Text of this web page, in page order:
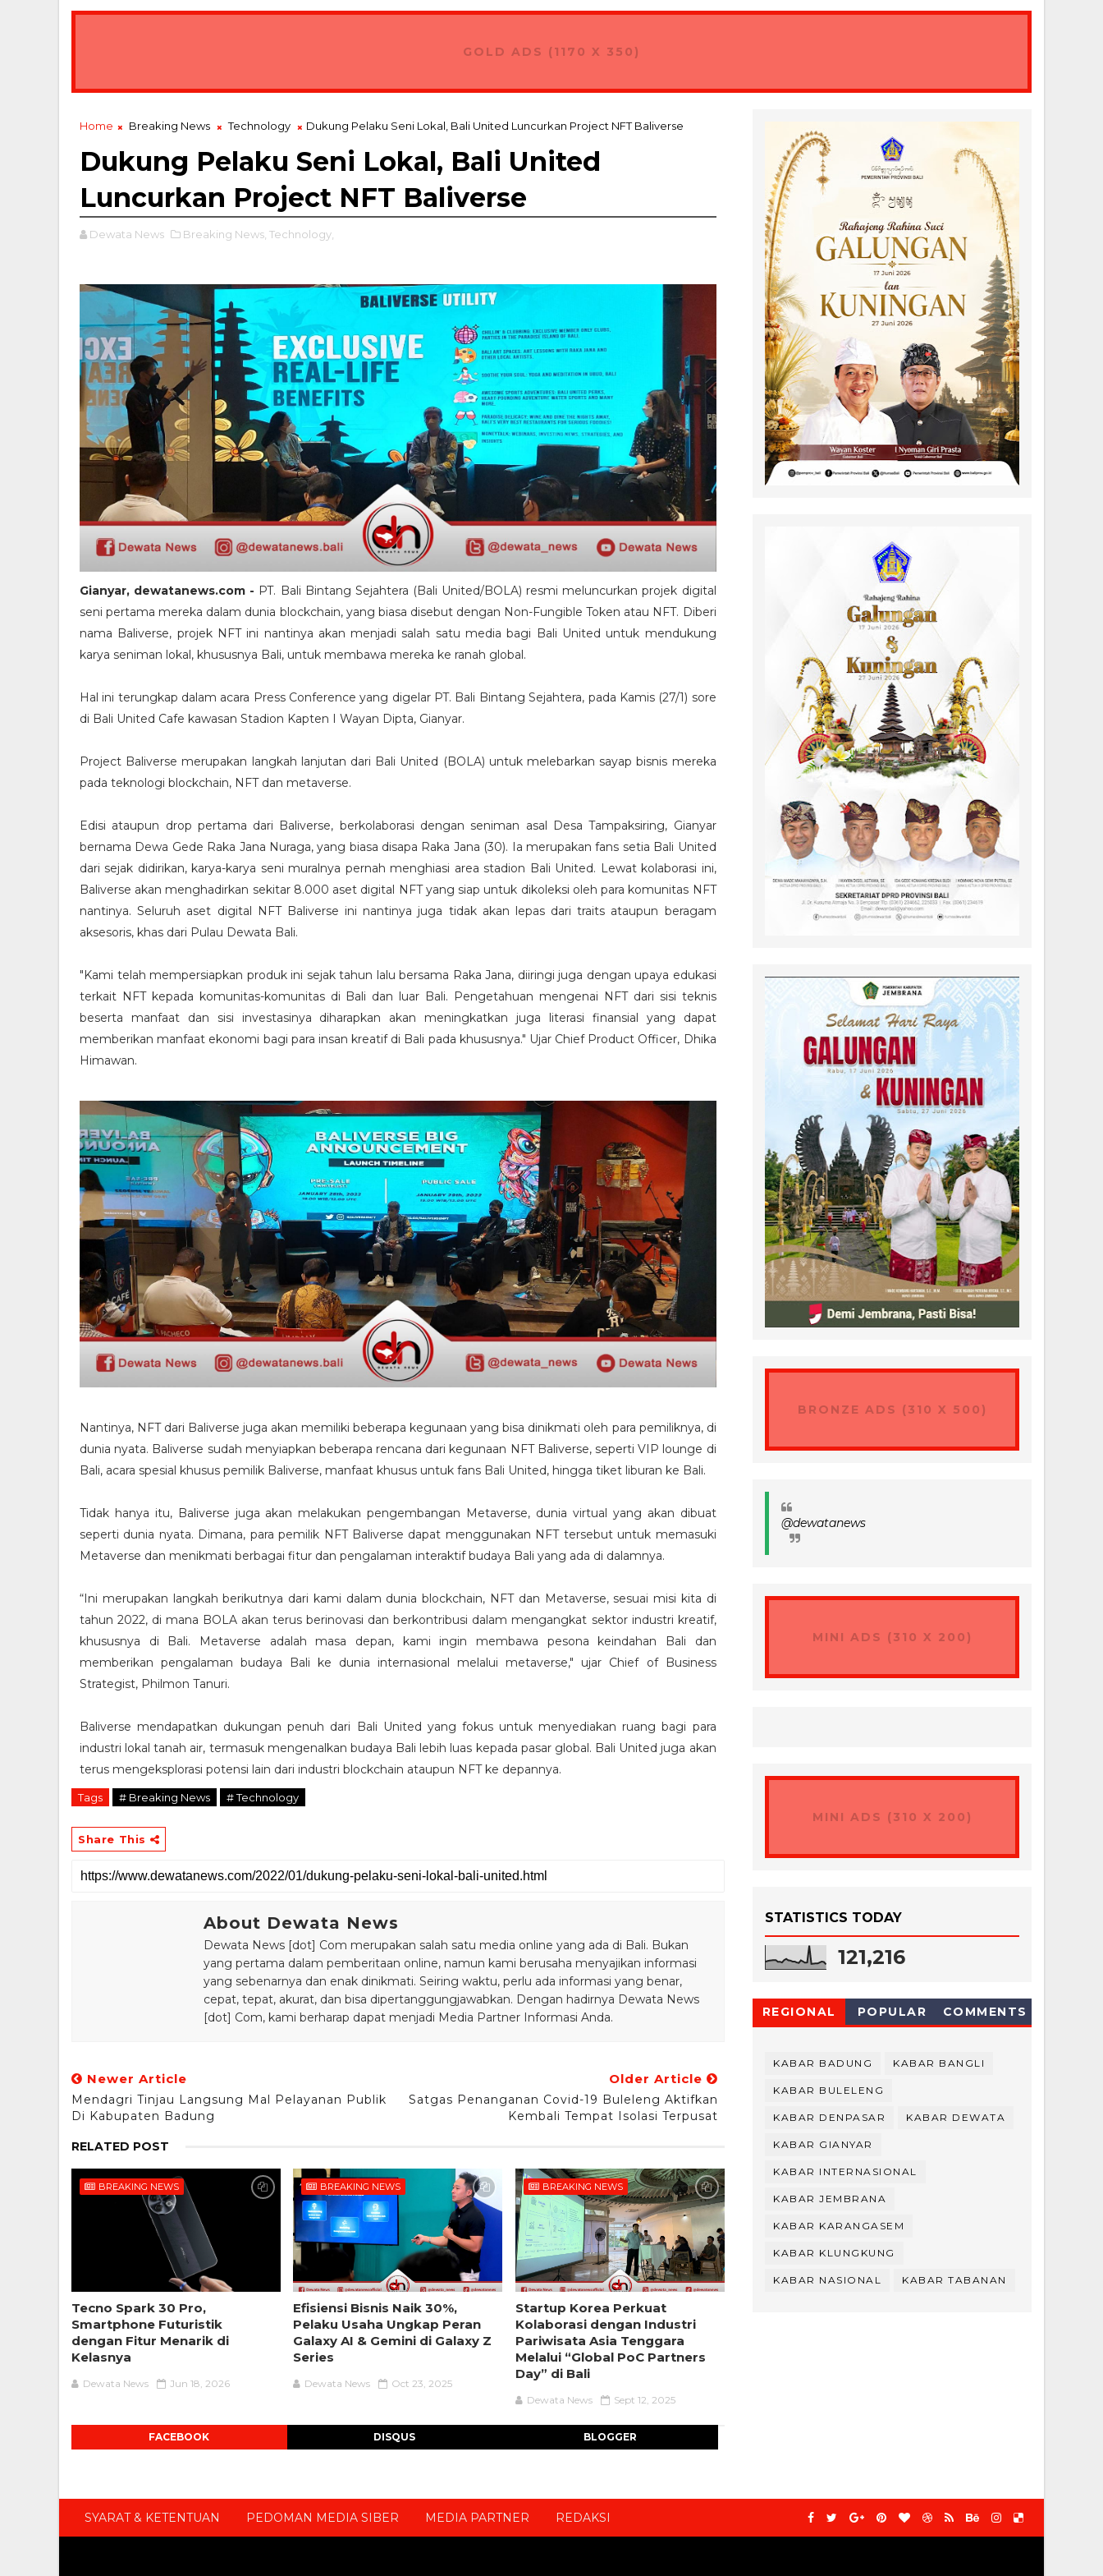
GOLD ADS (1170 X 350)
Home Breaking News Technology Dukung Pelaku Seni Lokal, Bali United Luncurkan Project NFT Baliverse
Dukung Pelaku Seni Lokal, Bali United
Luncurkan Project NFT Baliverse
Dewata News Breaking News, Technology,
Gianyar, dewatanews.com - PT. Bali Bintang Sejahtera (Bali United/BOLA) resmi meluncurkan projek digital
seni pertama mereka dalam dunia blockchain, yang biasa disebut dengan Non-Fungible Token atau NFT. Diberi
nama Baliverse, projek NFT ini nantinya akan menjadi salah satu media bagi Bali United untuk mendukung
karya seniman lokal, khususnya Bali, untuk membawa mereka ke ranah global.
Hal ini terungkap dalam acara Press Conference yang digelar PT. Bali Bintang Sejahtera, pada Kamis (27/1) sore
di Bali United Cafe kawasan Stadion Kapten I Wayan Dipta, Gianyar.
Project Baliverse merupakan langkah lanjutan dari Bali United (BOLA) untuk melebarkan sayap bisnis mereka
pada teknologi blockchain, NFT dan metaverse.
Edisi ataupun drop pertama dari Baliverse, berkolaborasi dengan seniman asal Desa Tampaksiring, Gianyar
bernama Dewa Gede Raka Jana Nuraga, yang biasa disapa Raka Jana (30). Ia merupakan fans setia Bali United
dari sejak didirikan, karya-karya seni muralnya pernah menghiasi area stadion Bali United. Lewat kolaborasi ini,
Baliverse akan menghadirkan sekitar 8.000 aset digital NFT yang siap untuk dikoleksi oleh para komunitas NFT
nantinya. Seluruh aset digital NFT Baliverse ini nantinya juga tidak akan lepas dari traits ataupun beragam
aksesoris, khas dari Pulau Dewata Bali.
"Kami telah mempersiapkan produk ini sejak tahun lalu bersama Raka Jana, diiringi juga dengan upaya edukasi
terkait NFT kepada komunitas-komunitas di Bali dan luar Bali. Pengetahuan mengenai NFT dari sisi teknis
beserta manfaat dan sisi investasinya diharapkan akan meningkatkan juga literasi finansial yang dapat
memberikan manfaat ekonomi bagi para insan kreatif di Bali pada khususnya." Ujar Chief Product Officer, Dhika
Himawan.
Nantinya, NFT dari Baliverse juga akan memiliki beberapa kegunaan yang bisa dinikmati oleh para pemiliknya, di
dunia nyata. Baliverse sudah menyiapkan beberapa rencana dari kegunaan NFT Baliverse, seperti VIP lounge di
Bali, acara spesial khusus pemilik Baliverse, manfaat khusus untuk fans Bali United, hingga tiket liburan ke Bali.
Tidak hanya itu, Baliverse juga akan melakukan pengembangan Metaverse, dunia virtual yang akan dibuat
seperti dunia nyata. Dimana, para pemilik NFT Baliverse dapat menggunakan NFT tersebut untuk memasuki
Metaverse dan menikmati berbagai fitur dan pengalaman interaktif budaya Bali yang ada di dalamnya.
“Ini merupakan langkah berikutnya dari kami dalam dunia blockchain, NFT dan Metaverse, sesuai misi kita di
tahun 2022, di mana BOLA akan terus berinovasi dan berkontribusi dalam mengangkat sektor industri kreatif,
khususnya di Bali. Metaverse adalah masa depan, kami ingin membawa pesona keindahan Bali dan
memberikan pengalaman budaya Bali ke dunia internasional melalui metaverse," ujar Chief of Business
Strategist, Philmon Tanuri.
Baliverse mendapatkan dukungan penuh dari Bali United yang fokus untuk menyediakan ruang bagi para
industri lokal tanah air, termasuk mengenalkan budaya Bali lebih luas kepada pasar global. Bali United juga akan
terus mengeksplorasi potensi lain dari industri blockchain ataupun NFT ke depannya.
Tags # Breaking News # Technology
Share This
About Dewata News
Dewata News [dot] Com merupakan salah satu media online yang ada di Bali. Bukan
yang pertama dalam pemberitaan online, namun kami berusaha menyajikan informasi
yang sebenarnya dan enak dinikmati. Seiring waktu, perlu ada informasi yang benar,
cepat, tepat, akurat, dan bisa dipertanggungjawabkan. Dengan hadirnya Dewata News
[dot] Com, kami berharap dapat menjadi Media Partner Informasi Anda.
Newer Article
Mendagri Tinjau Langsung Mal Pelayanan Publik
Di Kabupaten Badung
Older Article
Satgas Penanganan Covid-19 Buleleng Aktifkan
Kembali Tempat Isolasi Terpusat
RELATED POST
BREAKING NEWS
Tecno Spark 30 Pro,
Smartphone Futuristik
dengan Fitur Menarik di
Kelasnya
Dewata News Jun 18, 2026
BREAKING NEWS
Efisiensi Bisnis Naik 30%,
Pelaku Usaha Ungkap Peran
Galaxy AI & Gemini di Galaxy Z
Series
Dewata News Oct 23, 2025
BREAKING NEWS
Startup Korea Perkuat
Kolaborasi dengan Industri
Pariwisata Asia Tenggara
Melalui “Global PoC Partners
Day” di Bali
Dewata News Sept 12, 2025
FACEBOOK DISQUS BLOGGER
BRONZE ADS (310 X 500)
@dewatanews
MINI ADS (310 X 200)
MINI ADS (310 X 200)
STATISTICS TODAY
121,216
REGIONAL POPULAR COMMENTS
KABAR BADUNG KABAR BANGLI
KABAR BULELENG
KABAR DENPASAR KABAR DEWATA
KABAR GIANYAR
KABAR INTERNASIONAL
KABAR JEMBRANA
KABAR KARANGASEM
KABAR KLUNGKUNG
KABAR NASIONAL KABAR TABANAN
SYARAT & KETENTUAN PEDOMAN MEDIA SIBER MEDIA PARTNER REDAKSI